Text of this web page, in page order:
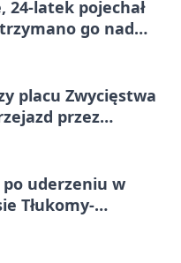
24-latek pojechał
go nad
placu Zwycięstwa
przez
po uderzeniu w
Tłukomy-